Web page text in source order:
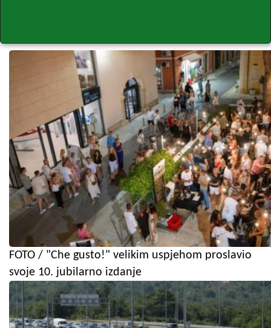
FOTO / "Che gusto!" velikim uspjehom proslavio
svoje 10. jubilarno izdanje